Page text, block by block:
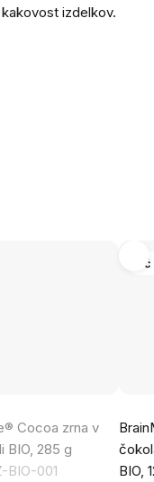
kakovost izdelkov.
Cocoa zrna v
BIO, 285 g
BIO-001
BIO,